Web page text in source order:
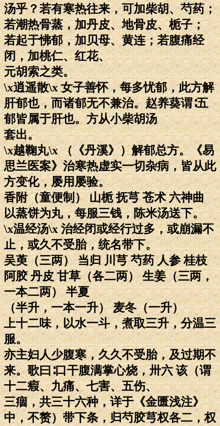
汤乎？若有寒热往来，可加柴胡、芍药；
若潮热骨蒸，加丹皮、地骨皮、栀子；
若起于怫郁，加贝母、黄连；若腹痛经
闭，加桃仁、红花、
元胡索之类。
\x逍遥散\x 女子善怀，每多忧郁，此方解
肝郁也，而诸郁无不兼治。赵养葵谓∶五
郁皆属于肝也。方从小柴胡汤
套出。
\x越鞠丸\x （《丹溪》）解郁总方。《易
思兰医案》治寒热虚实一切杂病，皆从此
方变化，屡用屡验。
香附（童便制） 山栀 抚芎 苍术 六神曲
以蒸饼为丸，每服三钱，陈米汤送下。
\x温经汤\x 治经闭或经行过多，或崩漏不
止，或久不受胎，统名带下。
吴萸（三两） 当归 川芎 芍药 人参 桂枝
阿胶 丹皮 甘草（各二两） 生姜（三两，
一本二两） 半夏
（半升，一本一升） 麦冬（一升）
上十二味，以水一斗，煮取三升，分温三
服。
亦主妇人少腹寒，久久不受胎，及过期不
来。歌曰∶口干腹满掌心烧，卅六 该（谓
十二瘕、九痛、七害、五伤、
三痼，共三十六种，详于《金匮浅注》
中，不赘）带下条，归芍胶芎权各二，权